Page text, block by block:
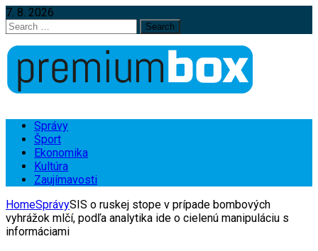
7. 8. 2026
Search
for:
Správy
Šport
Ekonomika
Kultúra
Zaujímavosti
HomeSprávySIS o ruskej stope v prípade bombových
vyhrážok mlčí, podľa analytika ide o cielenú manipuláciu s
informáciami